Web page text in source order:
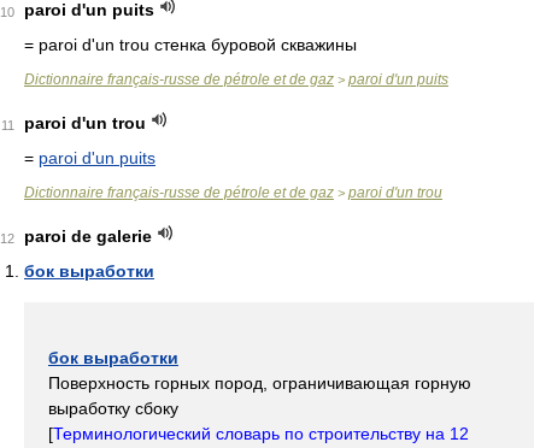
10
paroi d'un puits
= paroi d'un trou стенка буровой скважины
Dictionnaire français-russe de pétrole et de gaz > paroi d'un puits
11
paroi d'un trou
= paroi d'un puits
Dictionnaire français-russe de pétrole et de gaz > paroi d'un trou
12
paroi de galerie
бок выработки
бок выработки
Поверхность горных пород, ограничивающая горную
выработку сбоку
[Терминологический словарь по строительству на 12